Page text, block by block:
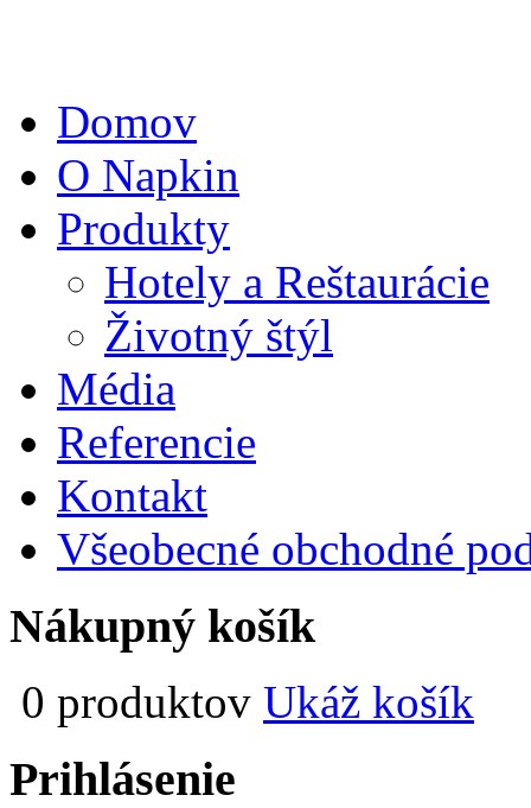
Domov
O Napkin
Produkty
Hotely a Reštaurácie
Životný štýl
Média
Referencie
Kontakt
Všeobecné obchodné
Nákupný košík
0 produktov Ukáž košík
Prihlásenie